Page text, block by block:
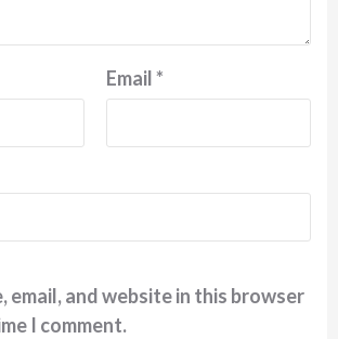
Email*
email, and website in this browser
I comment.